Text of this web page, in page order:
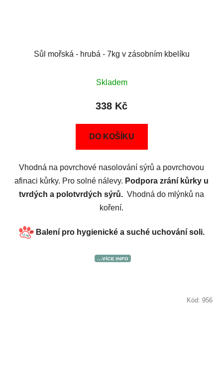
Sůl mořská - hrubá - 7kg v zásobním kbelíku
Skladem
338 Kč
DO KOŠÍKU
Vhodná na povrchové nasolování sýrů a povrchovou
afinaci kůrky. Pro solné nálevy. Podpora zrání kůrky u
tvrdých a polotvrdých sýrů. Vhodná do mlýnků na
koření.
Balení pro hygienické a suché uchování soli.
Kód: 956